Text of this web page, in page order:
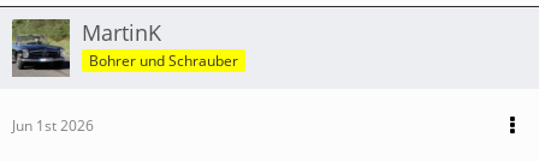
MartinK
Bohrer und Schrauber
Jun 1st 2026